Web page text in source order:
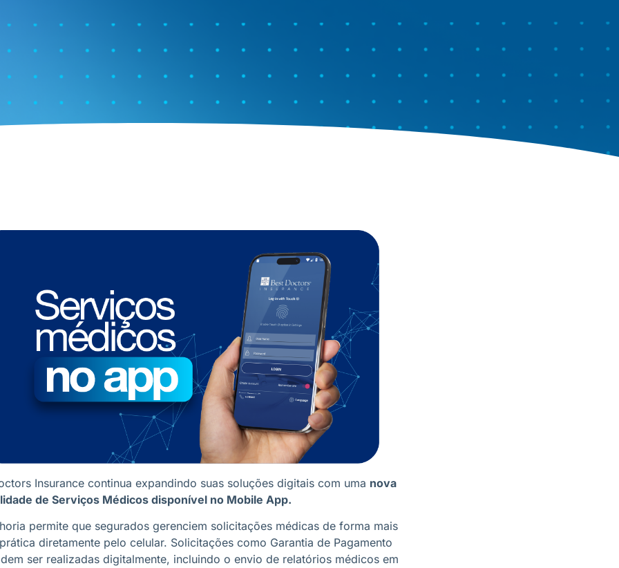
Insurance continua expandindo suas soluções digitais com uma nova
de Serviços Médicos disponível no Mobile App.
permite que segurados gerenciem solicitações médicas de forma mais
diretamente pelo celular. Solicitações como Garantia de Pagamento
ser realizadas digitalmente, incluindo o envio de relatórios médicos em